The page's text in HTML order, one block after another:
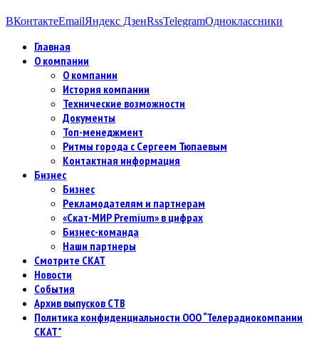
ВКонтактеEmailЯндекс ДзенRssTelegramОдноклассники
Главная
О компании
О компании
История компании
Технические возможности
Документы
Топ-менеджмент
Ритмы города с Сергеем Тюпаевым
Контактная информация
Бизнес
Бизнес
Рекламодателям и партнерам
«Скат-МИР Premium» в цифрах
Бизнес-команда
Наши партнеры
Смотрите СКАТ
Новости
События
Архив выпусков СТВ
Политика конфиденциальности ООО “Телерадиокомпании
СКАТ”